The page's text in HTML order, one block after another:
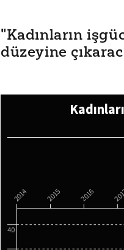
"Kadınların
düzeyine